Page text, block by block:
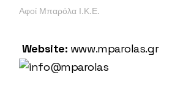
Αφοί Μπαρόλα Ι.Κ.Ε.
Website: www.mparolas.gr